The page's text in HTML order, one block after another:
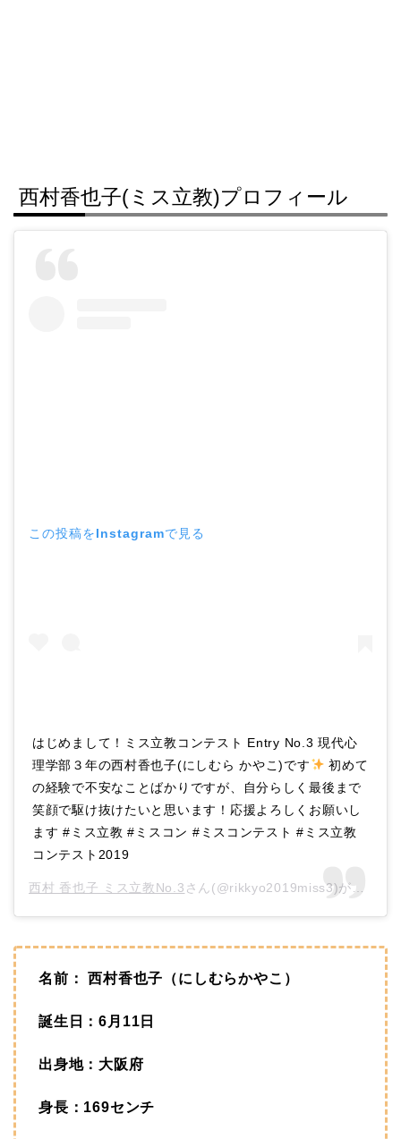
西村香也子(ミス立教)プロフィール
この投稿をInstagramで見る
はじめまして！ミス立教コンテスト Entry No.3 現代心
理学部３年の西村香也子(にしむら かやこ)です
初めて
の経験で不安なことばかりですが、自分らしく最後まで
笑顔で駆け抜けたいと思います！応援よろしくお願いし
ます #ミス立教 #ミスコン #ミスコンテスト #ミス立教
コンテスト2019
西村 香也子 ミス立教No.3 さん(@rikkyo2019miss3)がシェアした投稿 –
名前： 西村香也子（にしむらかやこ）
誕生日：6月11日
出身地：大阪府
身長：169センチ